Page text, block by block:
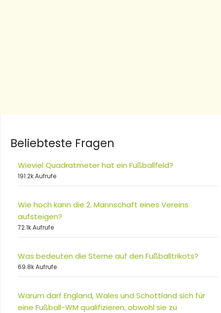
Beliebteste Fragen
Wieviel Quadratmeter hat ein Fußballfeld?
191.2k Aufrufe
Wie hoch kann die 2. Mannschaft eines Vereins
aufsteigen?
72.1k Aufrufe
Was bedeuten die Sterne auf den Fußballtrikots?
69.8k Aufrufe
Warum darf England, Wales und Schottland sich für
eine Fußball-WM qualifizieren, obwohl sie zu